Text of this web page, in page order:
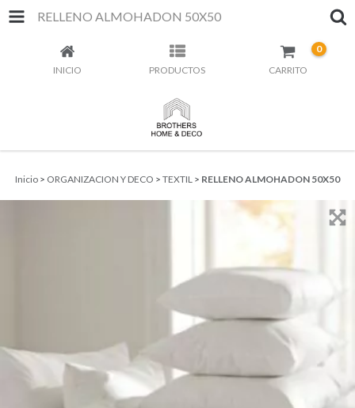
RELLENO ALMOHADON 50X50
INICIO PRODUCTOS CARRITO
0
Inicio > ORGANIZACION Y DECO > TEXTIL > RELLENO ALMOHADON 50X50